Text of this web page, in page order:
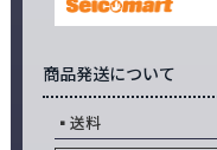
商品発送について
送料